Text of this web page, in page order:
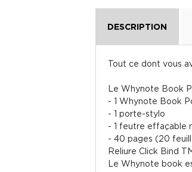
DESCRIPTION
Tout ce dont vous
Le Whynote Book
- 1 Whynote Book
- 1 porte-stylo
- 1 feutre effaçable
- 40 pages (20
Reliure Click Bind
Le Whynote book